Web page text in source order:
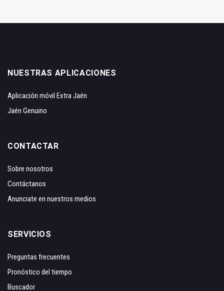
NUESTRAS APLICACIONES
Aplicación móvil Extra Jaén
Jaén Genuino
CONTACTAR
Sobre nosotros
Contáctanos
Anunciate en nuestros medios
SERVICIOS
Preguntas frecuentes
Pronóstico del tiempo
Buscador